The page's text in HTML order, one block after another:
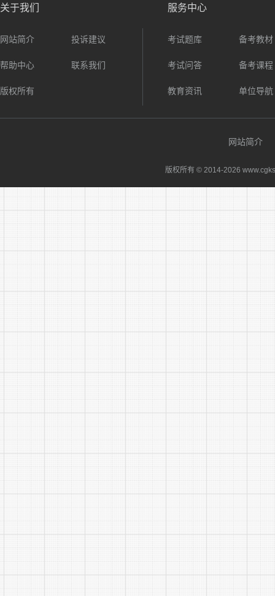
7.法律
招聘对
严格执
除聘用合
五、报
关于我们
网站简介 投诉建议
帮助中心 联系我们
版权所有
服务中心
考试题库 备考教材
考试问答 备考课程
教育资讯 单位导航
网站简介
版权所有 © 2014-2026